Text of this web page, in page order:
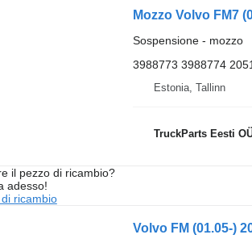
Sospensione - mozzo
3988773 3988774
Estonia, Tallinn
TruckParts Eesti
il pezzo di ricambio?
adesso!
ricambio
Volvo FM (01.05-)